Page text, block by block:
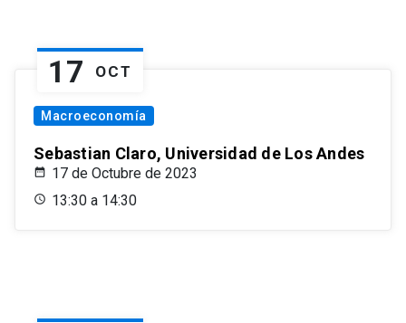
17 OCT
Macroeconomía
Sebastian Claro, Universidad de Los Andes
17 de Octubre de 2023
13:30 a 14:30